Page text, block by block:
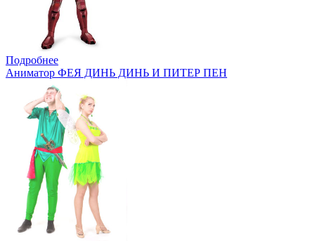
Подробнее
Аниматор ФЕЯ ДИНЬ ДИНЬ И ПИТЕР ПЕН